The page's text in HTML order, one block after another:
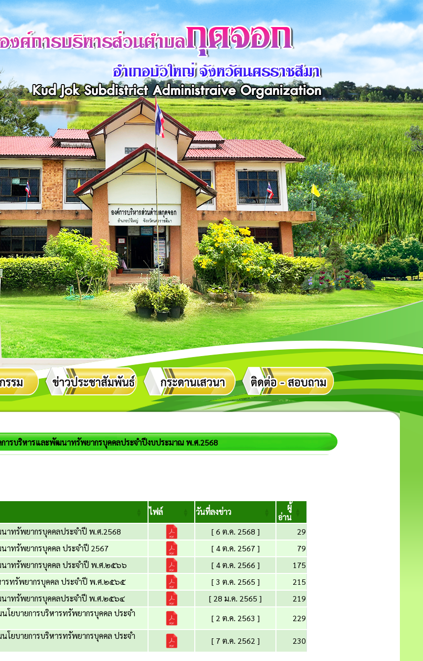
การบริหารและพัฒนาทรัพยากรบุคคลประจำปีงบประมาณ พ.ศ.2568
ไฟล์ วันที่ลงข่าว
ผู้
อ่าน
าทรัพยากรบุคคลประจำปี พ.ศ.2568 [ 6 ต.ค. 2568 ]
29
าทรัพยากรบุคคล ประจำปี 2567 [ 4 ต.ค. 2567 ]
79
าทรัพยากรบุคคล ประจำปี พ.ศ.๒๕๖๖ [ 4 ต.ค. 2566 ]
175
ารทรัพยากรบุคคล ประจำปี พ.ศ.๒๕๖๕ [ 3 ต.ค. 2565 ]
215
าทรัพยากรบุคคลประจำปี พ.ศ.๒๕๖๔ [ 28 ม.ค. 2565 ]
219
โยบายการบริหารทรัพยากรบุคคล ประจำ
[ 2 ต.ค. 2563 ] 229
โยบายการบริหารทรัพยากรบุคคล ประจำ
[ 7 ต.ค. 2562 ] 230